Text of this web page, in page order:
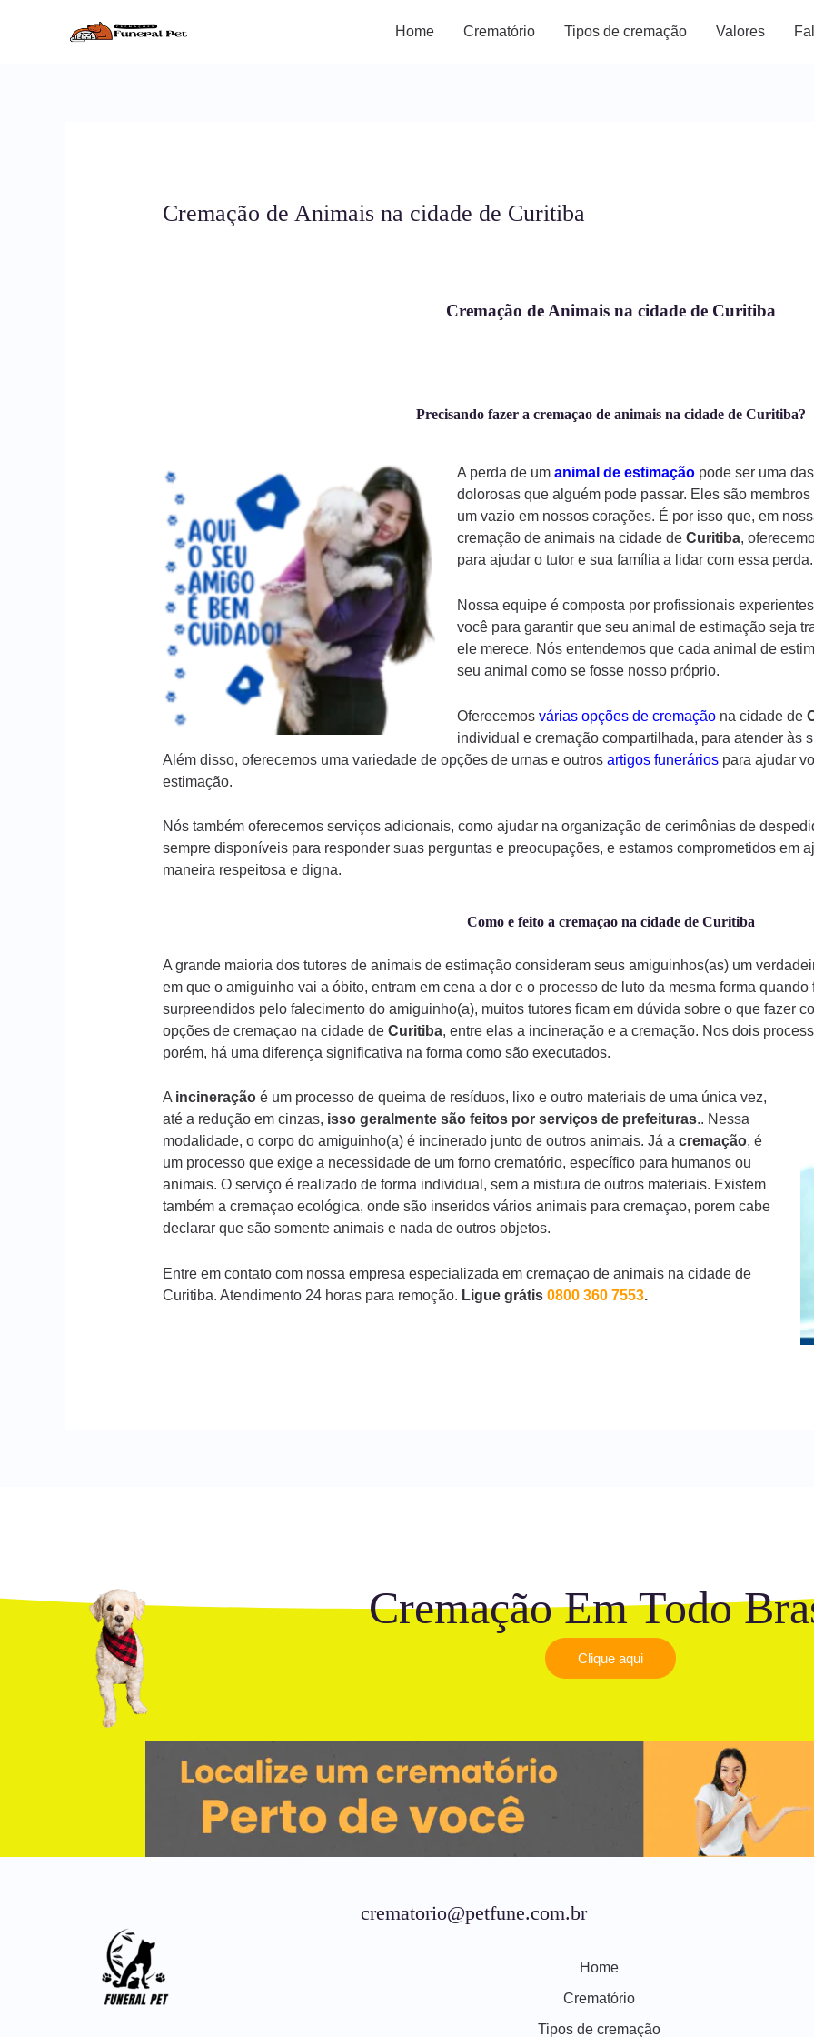
Home Crematório Tipos de cremação Valores
Cremação de Animais na cidade de Curitiba
Cremação de Animais na cidade de Curitiba
Precisando fazer a cremaçao de animais na cidade de Curitiba?
A perda de um animal de estimaçãopode ser uma
dolorosas que alguém pode passar. Eles são
um vazio em nossos corações. É por isso que, em
cremação de animais na cidade de Curitiba,
para ajudar o tutor e sua família a lidar com essa perda.
Nossa equipe é composta por profissionais
você para garantir que seu animal de estimação seja
ele merece. Nós entendemos que cada animal de
seu animal como se fosse nosso próprio.
Oferecemos várias opções de cremaçãona cidade de
individual e cremação compartilhada, para atender às
Além disso, oferecemos uma variedade de opções de urnas e outros artigos funeráriospara ajudar
estimação.
Nós também oferecemos serviços adicionais, como ajudar na organização de cerimônias de
sempre disponíveis para responder suas perguntas e preocupações, e estamos comprometidos em
maneira respeitosa e digna.
Como e feito a cremaçao na cidade de Curitiba
A grande maioria dos tutores de animais de estimação consideram seus amiguinhos(as) um
em que o amiguinho vai a óbito, entram em cena a dor e o processo de luto da mesma forma
surpreendidos pelo falecimento do amiguinho(a), muitos tutores ficam em dúvida sobre o que fazer
opções de cremaçao na cidade de Curitiba, entre elas a incineração e a cremação. Nos dois
porém, há uma diferença significativa na forma como são executados.
A incineraçãoé um processo de queima de resíduos, lixo e outro materiais de uma única vez,
até a redução em cinzas, isso geralmente são feitos por serviços de prefeituras.. Nessa
modalidade, o corpo do amiguinho(a) é incinerado junto de outros animais. Já a cremação, é
um processo que exige a necessidade de um forno crematório, específico para humanos ou
animais. O serviço é realizado de forma individual, sem a mistura de outros materiais. Existem
também a cremaçao ecológica, onde são inseridos vários animais para cremaçao, porem cabe
declarar que são somente animais e nada de outros objetos.
Entre em contato com nossa empresa especializada em cremaçao de animais na cidade de
Curitiba. Atendimento 24 horas para remoção. Ligue grátis 0800 360 7553.
Cremação Em Todo
Clique aqui
crematorio@petfune.com.br
Home
Crematório
Tipos de cremação